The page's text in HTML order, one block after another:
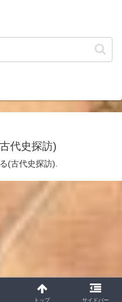
代史探訪)
(古代史探訪).
トップ サイドバー